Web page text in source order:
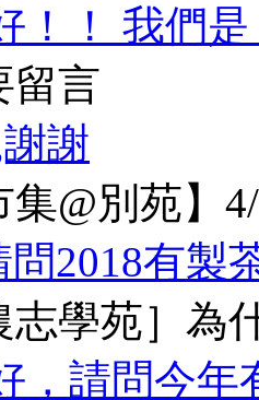
！！ 我們
留言
謝
集@別苑】
問2018有製
志學苑］為
，請問今年